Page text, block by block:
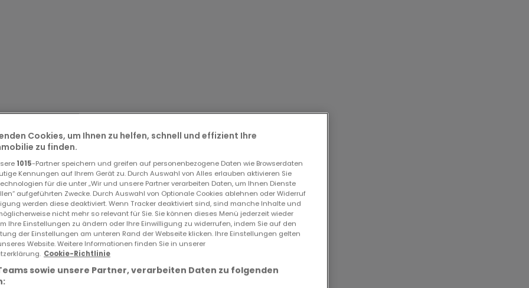
sous plafond, offrant des volumes remarquables et une
permettant d'apprécier un espace extérieur agréable.
le projet se distingue par une architecture élégante et
bénéficie de toutes les garanties légales et assurances
les-Bains
verts, écoles et infrastructures sportives, la résidence
Cookies, um Ihnen zu helfen, schnell und effizient Ihre
zu finden.
1015-Partner speichern und greifen auf personenbezogene Daten wie Browserdaten
Kennungen auf Ihrem Gerät zu. Durch Auswahl von Alles erlauben aktivieren Sie
für die unter „Wir und unsere Partner verarbeiten Daten, um Ihnen Dienste
aufgeführten Zwecke. Durch Auswahl von Optionale Cookies ablehnen oder Widerruf
werden diese deaktiviert. Wenn Tracker deaktiviert sind, sind manche Inhalte und
nicht mehr so relevant für Sie. Sie können dieses Menü jederzeit wieder
Ihre Einstellungen zu ändern oder Ihre Einwilligung zu widerrufen, indem Sie auf den
der Einstellungen am unteren Rand der Webseite klicken. Ihre Einstellungen gelten
Website. Weitere Informationen finden Sie in unserer
Cookie-Richtlinie
sowie unsere Partner, verarbeiten Daten zu folgenden